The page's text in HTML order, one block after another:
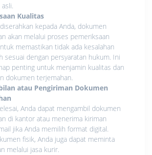
Kualitas
kepada Anda, dokumen
akan melalui proses pemeriksaan
memastikan tidak ada kesalahan
sesuai dengan persyaratan hukum. Ini
penting untuk menjamin kualitas dan
dokumen terjemahan.
atau Pengiriman Dokumen
Anda dapat mengambil dokumen
di kantor atau menerima kiriman
jika Anda memilih format digital.
fisik, Anda juga dapat meminta
melalui jasa kurir.